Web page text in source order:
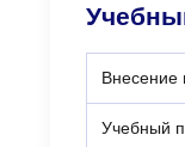
Внесение
Учебный